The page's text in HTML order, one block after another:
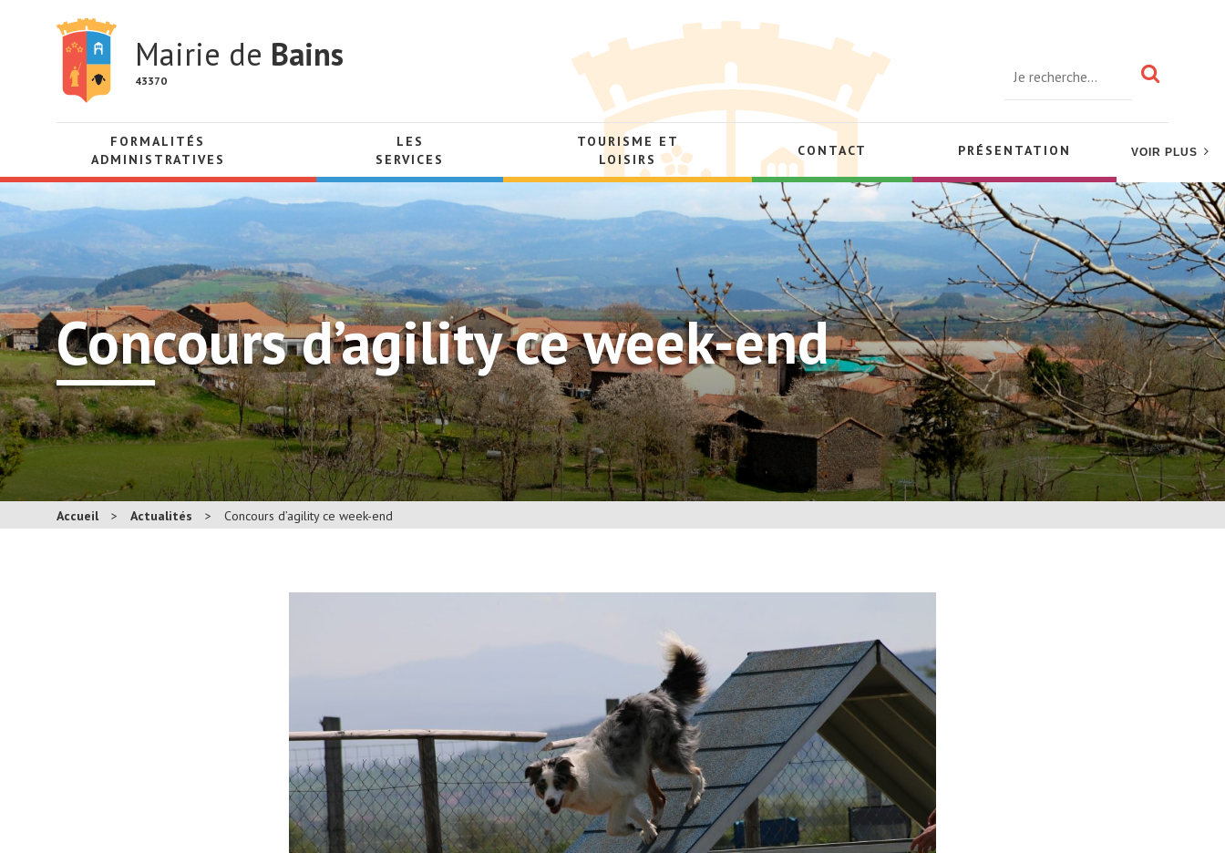
Mairie de Bains
43370
FORMALITÉS
ADMINISTRATIVES
LES
SERVICES
TOURISME ET
LOISIRS
CONTACT PRÉSENTATION VOIR PLUS
Concours d’agility ce week-end
Accueil > Actualités > Concours d’agility ce week-end